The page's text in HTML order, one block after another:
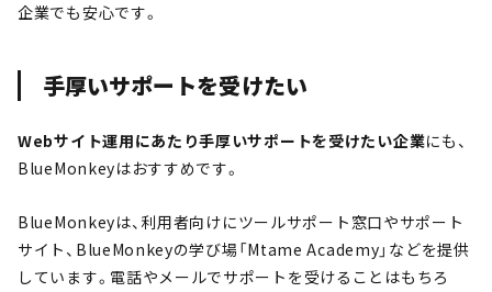
企業でも安心です。
手厚いサポートを受けたい
Webサイト運用にあたり手厚いサポートを受けたい企業にも、
BlueMonkeyはおすすめです。
BlueMonkeyは、利用者向けにツールサポート窓口やサポート
サイト、BlueMonkeyの学び場「Mtame Academy」などを提供
しています。電話やメールでサポートを受けることはもちろ